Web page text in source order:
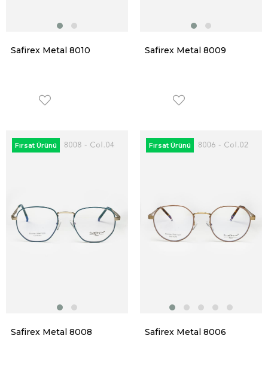
Safirex Metal 8010 Safirex Metal 8009
Safirex Metal 8008
Fırsat Ürünü
Safirex Metal 8006
Fırsat Ürünü